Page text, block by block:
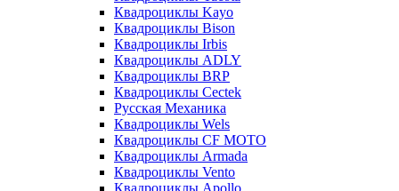
Квадроциклы Kayo
Квадроциклы Bison
Квадроциклы Irbis
Квадроциклы ADLY
Квадроциклы BRP
Квадроциклы Cectek
Русская Механика
Квадроциклы Wels
Квадроциклы CF MOTO
Квадроциклы Armada
Квадроциклы Vento
Квадроциклы Apollo